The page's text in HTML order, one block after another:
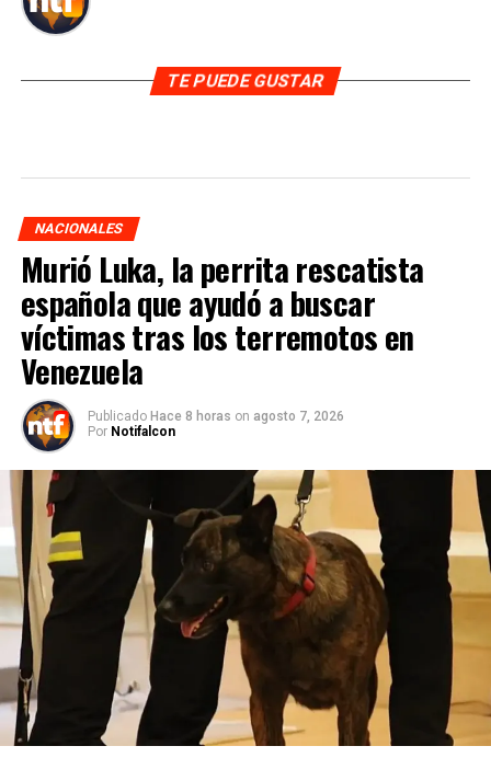
TE PUEDE GUSTAR
NACIONALES
Murió Luka, la perrita rescatista
española que ayudó a buscar
víctimas tras los terremotos en
Venezuela
Publicado Hace 8 horas on agosto 7, 2026
Por Notifalcon